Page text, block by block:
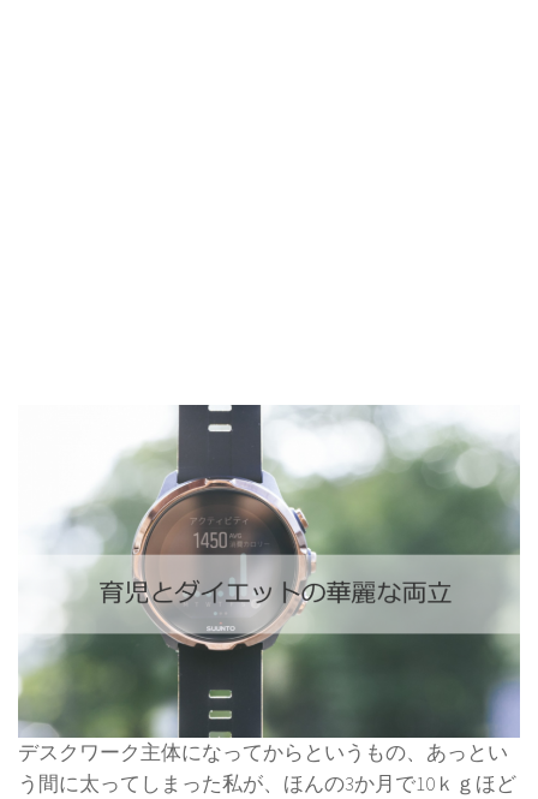
デスクワーク主体になってからというもの、あっとい
う間に太ってしまった私が、ほんの3か月で10ｋｇほど